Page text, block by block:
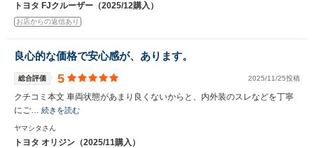
トヨタ FJクルーザー（2025/12購入）
お店からの返信あり
良心的な価格で安心感が、あります。
総合評価 5 2025/11/25投稿
クチコミ本文 車両状態があまり良くないからと、内外装のスレなどを丁寧
にご… 続きを読む
ヤマシタさん
トヨタ オリジン（2025/11購入）